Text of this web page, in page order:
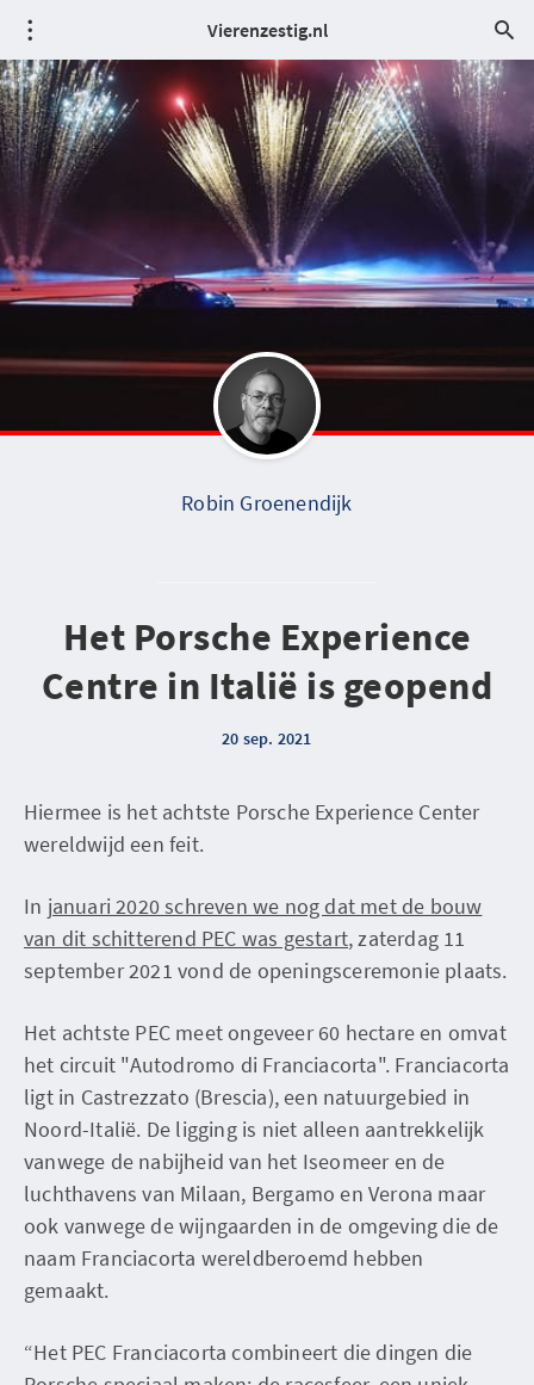
Vierenzestig.nl
Robin Groenendijk
Het Porsche Experience
Centre in Italië is geopend
20 sep. 2021
Hiermee is het achtste Porsche Experience Center
wereldwijd een feit.
In januari 2020 schreven we nog dat met de bouw
van dit schitterend PEC was gestart, zaterdag 11
september 2021 vond de openingsceremonie plaats.
Het achtste PEC meet ongeveer 60 hectare en omvat
het circuit "Autodromo di Franciacorta". Franciacorta
ligt in Castrezzato (Brescia), een natuurgebied in
Noord-Italië. De ligging is niet alleen aantrekkelijk
vanwege de nabijheid van het Iseomeer en de
luchthavens van Milaan, Bergamo en Verona maar
ook vanwege de wijngaarden in de omgeving die de
naam Franciacorta wereldberoemd hebben
gemaakt.
“Het PEC Franciacorta combineert die dingen die